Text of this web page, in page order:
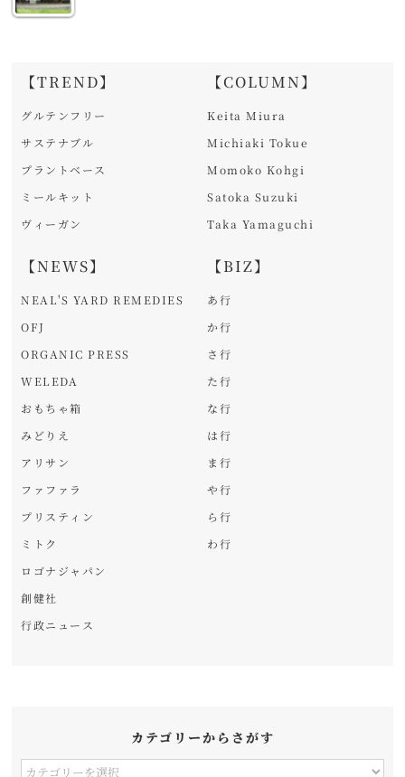
【TREND】
グルテンフリー
サステナブル
プラントベース
ミールキット
ヴィーガン
【NEWS】
NEAL'S YARD REMEDIES
OFJ
ORGANIC PRESS
WELEDA
おもちゃ箱
みどりえ
アリサン
ファファラ
プリスティン
ミトク
ロゴナジャパン
創健社
行政ニュース
【COLUMN】
Keita Miura
Michiaki Tokue
Momoko Kohgi
Satoka Suzuki
Taka Yamaguchi
【BIZ】
あ行
か行
さ行
た行
な行
は行
ま行
や行
ら行
わ行
カテゴリーからさがす
カ